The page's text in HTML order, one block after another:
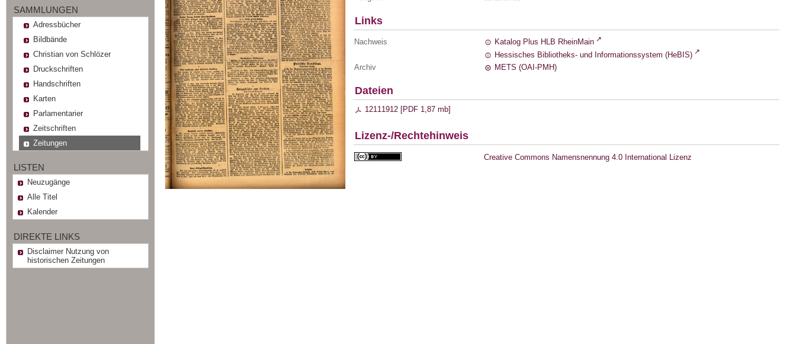
SAMMLUNGEN
Adressbücher
Bildbände
Christian von Schlözer
Druckschriften
Handschriften
Karten
Parlamentarier
Zeitschriften
Zeitungen
LISTEN
Neuzugänge
Alle Titel
Kalender
DIREKTE LINKS
Disclaimer Nutzung von
historischen Zeitungen
Links
Nachweis
Katalog Plus HLB RheinMain
Hessisches Bibliotheks- und Informationssystem (HeBIS)
Archiv
METS (OAI-PMH)
Dateien
12111912 [PDF 1,87 mb]
Lizenz-/Rechtehinweis
Creative Commons Namensnennung 4.0 International Lizenz